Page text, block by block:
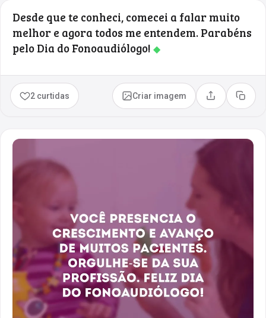
Desde que te conheci, comecei a falar muito
melhor e agora todos me entendem. Parabéns
pelo Dia do Fonoaudiólogo! ◆
2 curtidas Criar imagem Compartilhar
Copiar